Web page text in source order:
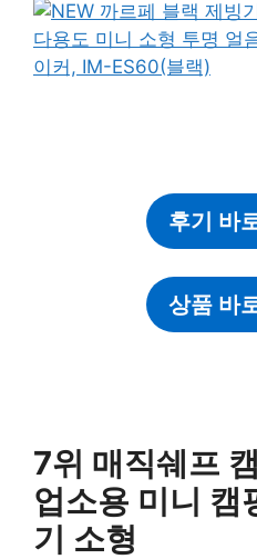
후기 바
상품 바
7위 매직쉐프
업소용 미니 캠
기 소형